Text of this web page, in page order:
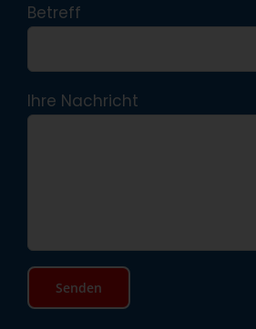
Betreff
Ihre Nachricht